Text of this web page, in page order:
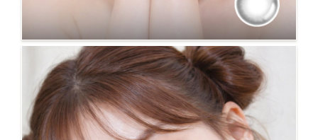
NO.131 ZUNE 灰 新上市